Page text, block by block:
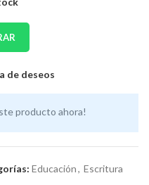
de deseos
producto ahora!
Educación, Escritura